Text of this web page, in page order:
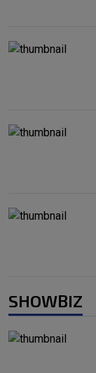
SHOWBIZ